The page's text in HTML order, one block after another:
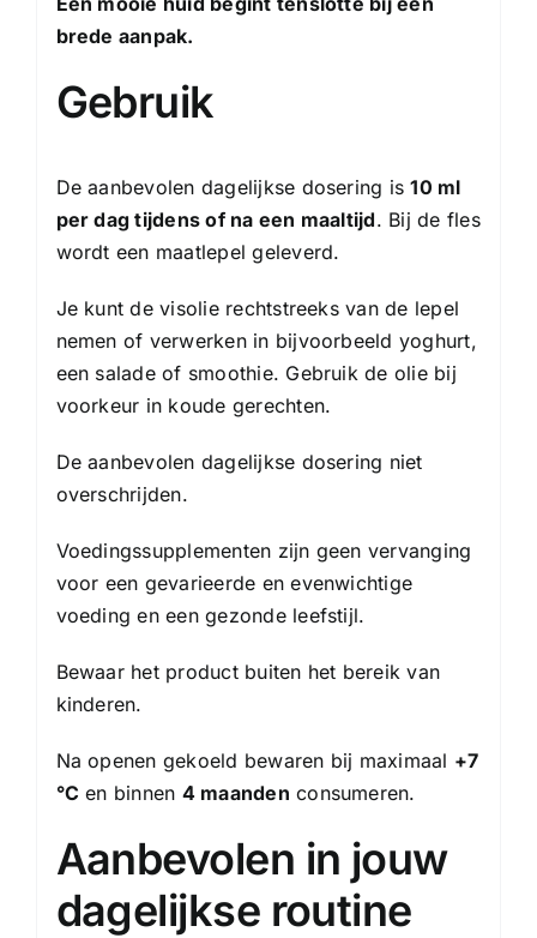
brede aanpak.
Gebruik
De aanbevolen dagelijkse dosering is10 ml
per dag tijdens of na een maaltijd. Bij de fles
wordt een maatlepel geleverd.
Je kunt de visolie rechtstreeks van de lepel
nemen of verwerken in bijvoorbeeld yoghurt,
een salade of smoothie. Gebruik de olie bij
voorkeur in koude gerechten.
De aanbevolen dagelijkse dosering niet
overschrijden.
Voedingssupplementen zijn geen vervanging
voor een gevarieerde en evenwichtige
voeding en een gezonde leefstijl.
Bewaar het product buiten het bereik van
kinderen.
Na openen gekoeld bewaren bij maximaal +7
°C en binnen 4 maanden consumeren.
Aanbevolen in jouw
dagelijkse routine